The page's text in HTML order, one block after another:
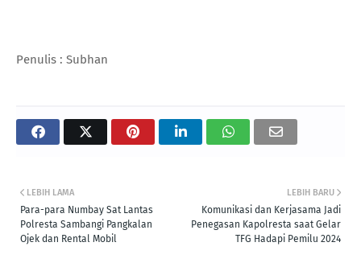
Penulis : Subhan
LEBIH BARU
Komunikasi dan Kerjasama Jadi
Penegasan Kapolresta saat Gelar
TFG Hadapi Pemilu 2024
LEBIH LAMA
Para-para Numbay Sat Lantas
Polresta Sambangi Pangkalan
Ojek dan Rental Mobil